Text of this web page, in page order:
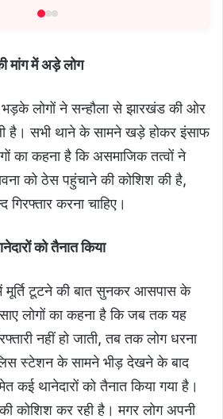
मांग में अड़े लोग
भड़के लोगों ने सन्हौला से झारखंड की ओर
है। सभी थाने के सामने खड़े होकर इंसाफ
का कहना है कि असमाजिक तत्वों ने
को ठेस पहुंचाने की कोशिश की है,
करना चाहिए।
को तैनात किया
मूर्ति टूटने की बात सुनकर आसपास के
लोगों का कहना है कि जब तक यह
नहीं हो जाती, तब तक लोग धरना
स्टेशन के सामने भीड़ देखने के बाद
कई थानेदारों को तैनात किया गया है।
कोशिश कर रही है। मगर लोग अपनी